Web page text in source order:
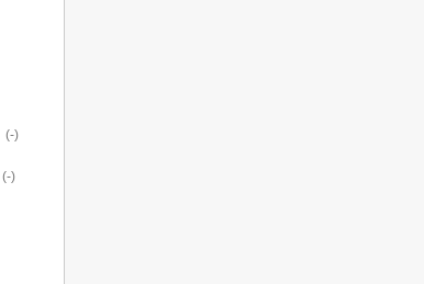
(-)
(-)